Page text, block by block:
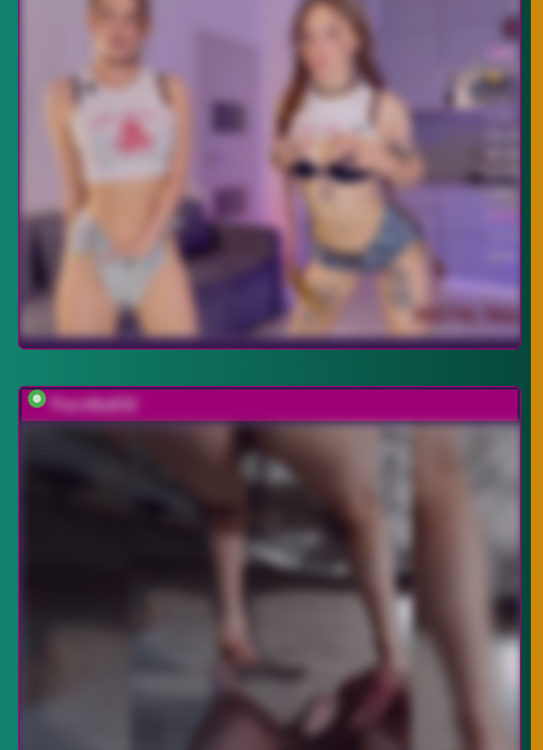
Paro4ka632